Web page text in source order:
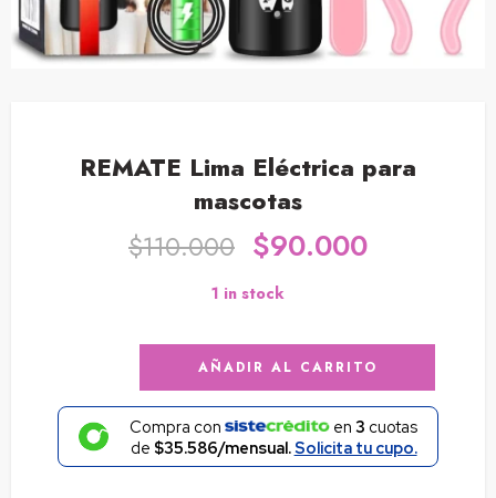
REMATE Lima Eléctrica para
mascotas
$110.000 $90.000
1 in stock
AÑADIR AL CARRITO
Compra con en 3 cuotas
de $35.586/mensual.Solicita tu cupo.